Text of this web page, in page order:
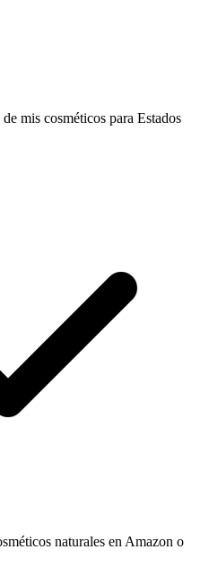
mis cosméticos para Estados
naturales en Amazon o